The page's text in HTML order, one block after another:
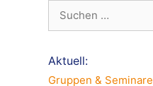
nach:
Aktuell:
Gruppen & Seminare